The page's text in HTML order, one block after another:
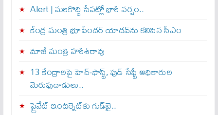
Alert | మ‌రికొద్ది సేప‌ట్లో భారీ వ‌ర్షం..
కేంద్ర మంత్రి భూపేందర్ యాదవ్‌ను కలిసిన సీఎం
మాజీ మంత్రి హరీశ్‌రావు
13 కేంద్రాలపై హెచ్-ఫాస్ట్, ఫుడ్ సేఫ్టీ అధికారుల
మెరుపుదాడులు..
ప్రైవేట్‌ ఇంటర్నెట్‌కు గుడ్‌బై..